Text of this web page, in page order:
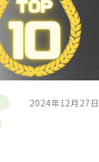
2024年12月27日